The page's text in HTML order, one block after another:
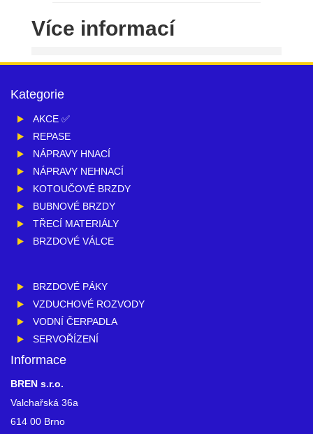
Více informací
Kategorie
AKCE ✅
REPASE
NÁPRAVY HNACÍ
NÁPRAVY NEHNACÍ
KOTOUČOVÉ BRZDY
BUBNOVÉ BRZDY
TŘECÍ MATERIÁLY
BRZDOVÉ VÁLCE
BRZDOVÉ PÁKY
VZDUCHOVÉ ROZVODY
VODNÍ ČERPADLA
SERVOŘÍZENÍ
Informace
BREN s.r.o.
Valchařská 36a
614 00 Brno